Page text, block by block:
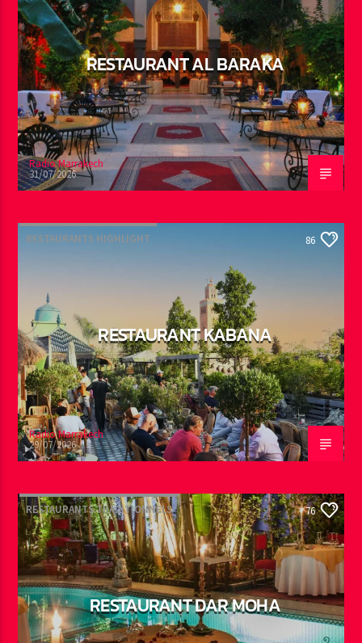
RESTAURANT AL BARAKA
Radio Marrakech
31/07/2026
RESTAURANTS HIGHLIGHT 86
RESTAURANT KABANA
Radio Marrakech
29/07/2026
RESTAURANTS TRADITIONNELS 76
RESTAURANT DAR MOHA